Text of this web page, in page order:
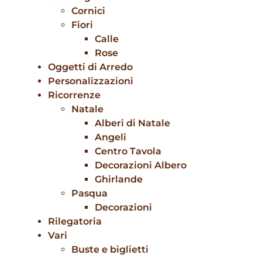
Cornici
Fiori
Calle
Rose
Oggetti di Arredo
Personalizzazioni
Ricorrenze
Natale
Alberi di Natale
Angeli
Centro Tavola
Decorazioni Albero
Ghirlande
Pasqua
Decorazioni
Rilegatoria
Vari
Buste e biglietti